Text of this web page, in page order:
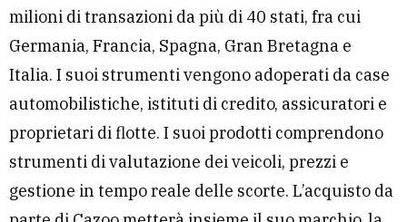
milioni di transazioni da più di 40 stati, fra cui
Germania, Francia, Spagna, Gran Bretagna e
Italia. I suoi strumenti vengono adoperati da case
automobilistiche, istituti di credito, assicuratori e
proprietari di flotte. I suoi prodotti comprendono
strumenti di valutazione dei veicoli, prezzi e
gestione in tempo reale delle scorte. L’acquisto da